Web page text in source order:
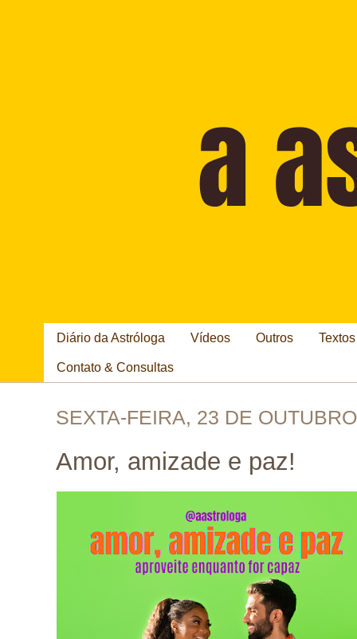
Diário da Astróloga Vídeos Outros
Contato & Consultas
SEXTA-FEIRA, 23 DE
Amor, amizade e paz!